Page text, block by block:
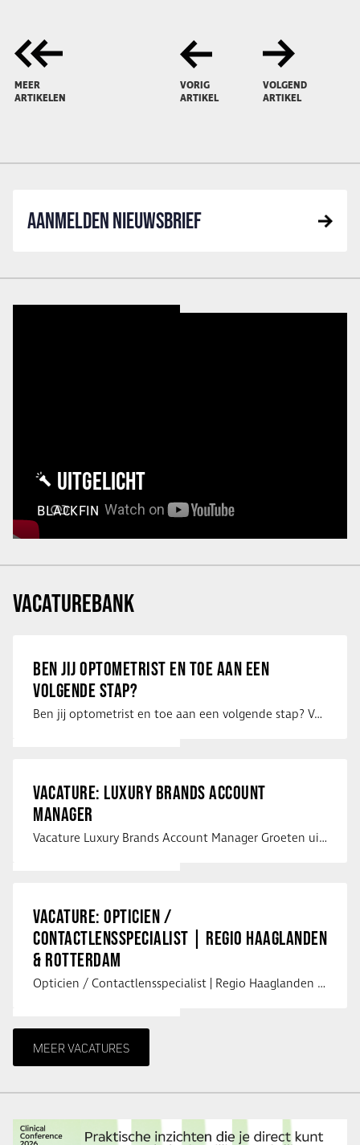
MEER
ARTIKELEN
VORIG
ARTIKEL
VOLGEND
ARTIKEL
AANMELDEN NIEUWSBRIEF
UITGELICHT
BLACKFIN
VACATUREBANK
BEN JIJ OPTOMETRIST EN TOE AAN EEN
VOLGENDE STAP?
Ben jij optometrist en toe aan een volgende stap? Voor een optiekketen is Eye …
VACATURE: LUXURY BRANDS ACCOUNT
MANAGER
Vacature Luxury Brands Account Manager Groeten uit Spanje! Vanaf mijn …
VACATURE: OPTICIEN /
CONTACTLENSSPECIALIST | REGIO HAAGLANDEN
& ROTTERDAM
Opticien / Contactlensspecialist | Regio Haaglanden & Rotterdam Saludos uit …
MEER VACATURES